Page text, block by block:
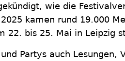
wie die
kamen rund 19.000
22. bis 25. Mai in Leipzig
Partys auch Lesungen,